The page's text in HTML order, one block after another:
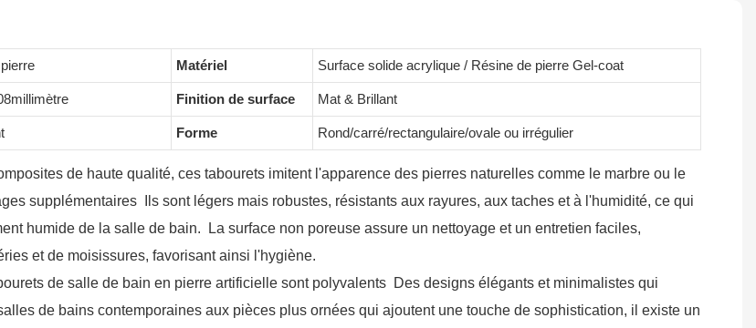
Matériel Surface solide acrylique / Résine de pierre Gel-coat
Finition de surface Mat & Brillant
Forme Rond/carré/rectangulaire/ovale ou irrégulier
de haute qualité, ces tabourets imitent l'apparence des pierres naturelles comme le marbre ou le
supplémentaires Ils sont légers mais robustes, résistants aux rayures, aux taches et à l'humidité, ce qui
humide de la salle de bain. La surface non poreuse assure un nettoyage et un entretien faciles,
et de moisissures, favorisant ainsi l'hygiène.
de salle de bain en pierre artificielle sont polyvalents Des designs élégants et minimalistes qui
de bains contemporaines aux pièces plus ornées qui ajoutent une touche de sophistication, il existe un